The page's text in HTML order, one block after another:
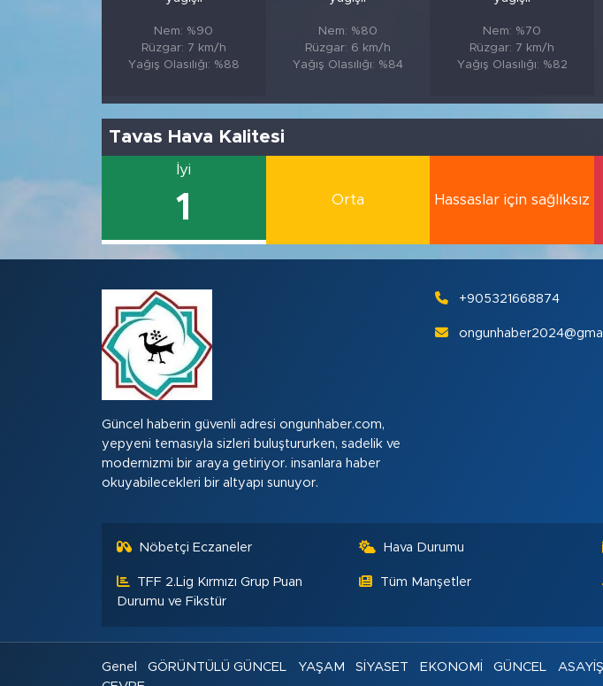
Nem: %90
Rüzgar: 7 km/h
Yağış Olasılığı: %88
Nem: %80
Rüzgar: 6 km/h
Yağış Olasılığı: %84
Nem: %70
Rüzgar: 7 km/h
Yağış Olasılığı: %82
Tavas Hava Kalitesi
İyi
1 Orta Hassaslar için sağlıksız
Güncel haberin güvenli adresi ongunhaber.com,
yepyeni temasıyla sizleri buluştururken, sadelik ve
modernizmi bir araya getiriyor. insanlara haber
okuyabilecekleri bir altyapı sunuyor.
+905321668874
Nöbetçi Eczaneler Hava Durumu
TFF 2.Lig Kırmızı Grup Puan
Durumu ve Fikstür
Tüm Manşetler
Genel GÖRÜNTÜLÜ GÜNCEL YAŞAM SİYASET EKONOMİ GÜNCEL ASAYİŞ